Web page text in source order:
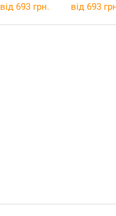
від 693 грн. від 693